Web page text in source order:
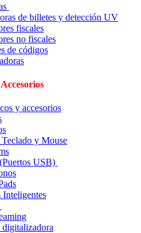
de billetes y detección UV
fiscales
no fiscales
de códigos
y accesorios
y Mouse
USB)
Inteligentes
digitalizadora